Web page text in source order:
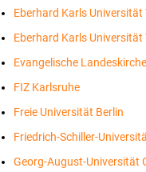
Eberhard Karls
Eberhard Karls
Evangelische Landeskirche
FIZ Karlsruhe
Freie Universität Berlin
Friedrich-Schiller-
Georg-August-Universität